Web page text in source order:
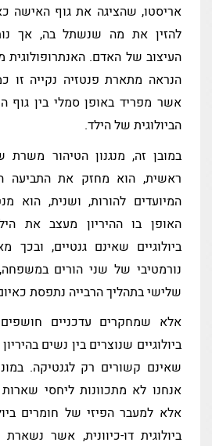
אריסטו, שהציגה את גוף האישה
להזין את מה שנשתל בה, אך
העיצוב של האדם. האנתרופולוגית
הנראה מתארת פנטזיה נקייה זו
אשר מפריד באופן סמלי בין גוף
הביולוגית של הילד.
במובן זה, מנגנון הטיהור משרת
ראשית, הוא מחזק את התביעה
המיועדים להורות, ושנית, הוא
האופן בו ההיריון מעצב את
ביולוגיים שאינם גנטיים,
נורמטיבי של שני הורים
שלישי בתהליך הרבייה נתפסת
אלא שמחקרים עדכניים
ביולוגיים שנוצרים בין נשים
שאינם קשורים רק לגנטיקה.
אנחנו לא מתכוונות ליחסי
אלא למעבר הפיזי של חומרים
ביולוגית דו-כיוונית, אשר